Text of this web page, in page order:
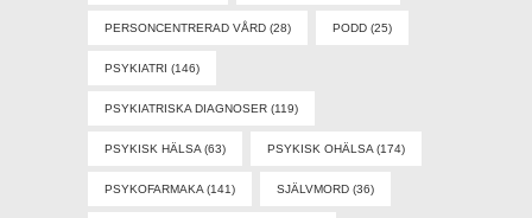
PERSONCENTRERAD VÅRD (28) PODD (25)
PSYKIATRI (146)
PSYKIATRISKA DIAGNOSER (119)
PSYKISK HÄLSA (63) PSYKISK OHÄLSA (174)
PSYKOFARMAKA (141) SJÄLVMORD (36)